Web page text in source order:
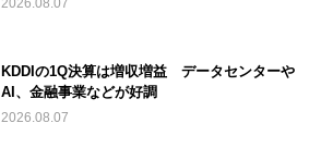
2026.08.07
KDDIの1Q決算は増収増益 データセンターや
AI、金融事業などが好調
2026.08.07